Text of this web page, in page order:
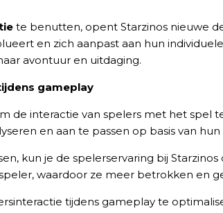
te benutten, opent Starzinos nieuwe
en zich aanpast aan hun
avontuur en uitdaging.
gameplay
de interactie van spelers met het spel
en aan te passen op basis van
kun je de spelerservaring bij
waardoor ze meer betrokken en
tijdens gameplay te